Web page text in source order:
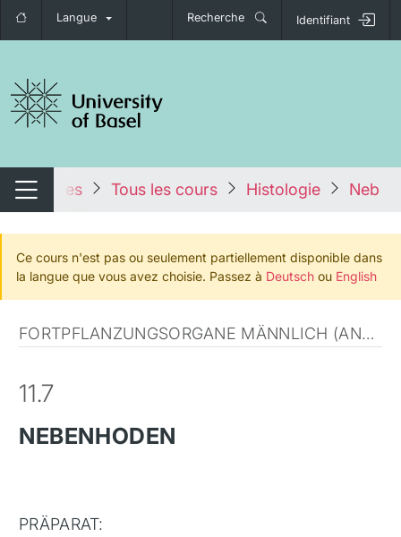
Langue Recherche Identifiant
de navigation
Changer de navigation
tales Tous les cours Histologie
Ce cours n'est pas ou seulement partiellement disponible dans
la langue que vous avez choisie. Passez à Deutsch ou English
FORTPFLANZUNGSORGANE MÄNNLICH (ANATOMISCHE MIKROSKOPIE)
11.7
NEBENHODEN
PRÄPARAT: